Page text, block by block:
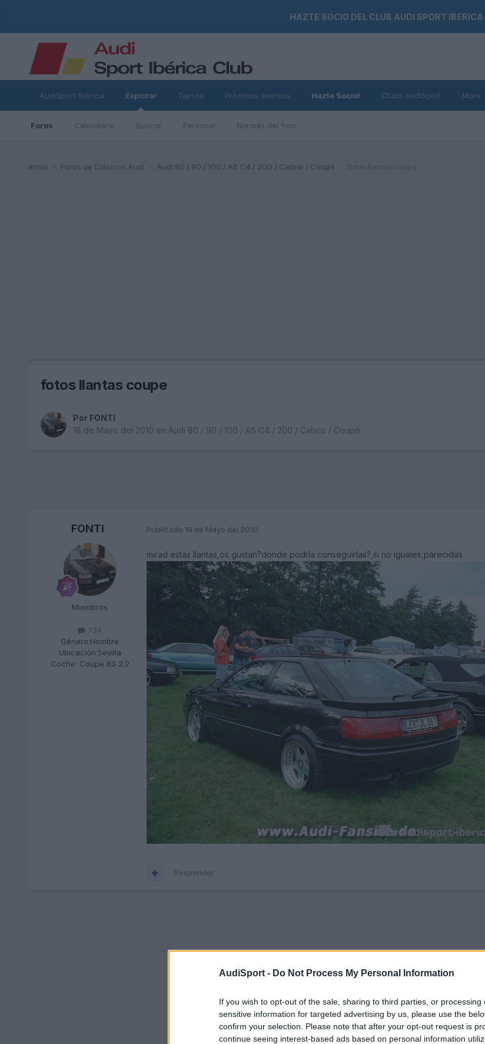
AudiSport - Do Not Process My Personal Information
If you wish to opt-out of the sale, sharing to third parties, or processing
sensitive information for targeted advertising by us, please use the
confirm your selection. Please note that after your opt-out request is
continue seeing interest-based ads based on personal information
HAZTE SOCIO DEL CLUB AUDI SPORT IBERICA
AudiSport-Ibérica Explorar
Foros Calendario Buscar Personal Normas del foro
Tienda Próximos eventos Hazte Socio! Clubs AudiSport More
Inicio Foros de Clásicos Audi Audi 80 / 90 / 100 / A6 C4 / 200 / Cabrio / Coupé
fotos llantas coupe
Por FONTI
18 de Mayo del 2010 en Audi 80 / 90 / 100 / A6 C4 / 200 / Cabrio / Coupé
FONTI
Miembros
724
Género:Hombre
Ubicación:Sevilla
Coche: Coupe B3 2.2
Publicado 18 de Mayo del 2010
mirad estas llantas,os gustan?donde podria conseguirlas?,si no iguales,parecidas
Responder